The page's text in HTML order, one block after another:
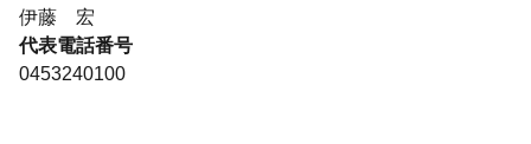
伊藤 宏
代表電話番号
0453240100